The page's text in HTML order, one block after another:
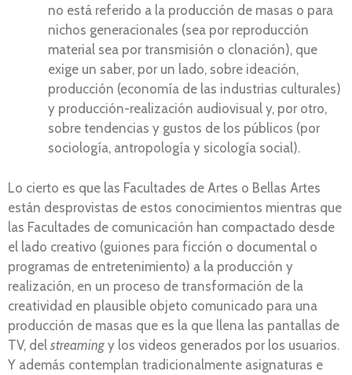
no está referido a la producción de masas o para
nichos generacionales (sea por reproducción
material sea por transmisión o clonación), que
exige un saber, por un lado, sobre ideación,
producción (economía de las industrias culturales)
y producción-realización audiovisual y, por otro,
sobre tendencias y gustos de los públicos (por
sociología, antropología y sicología social).
Lo cierto es que las Facultades de Artes o Bellas Artes
están desprovistas de estos conocimientos mientras que
las Facultades de comunicación han compactado desde
el lado creativo (guiones para ficción o documental o
programas de entretenimiento) a la producción y
realización, en un proceso de transformación de la
creatividad en plausible objeto comunicado para una
producción de masas que es la que llena las pantallas de
TV, del streaming y los videos generados por los usuarios.
Y además contemplan tradicionalmente asignaturas e